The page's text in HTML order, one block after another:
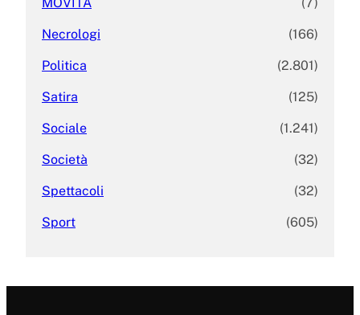
Necrologi (166)
Politica (2.801)
Satira (125)
Sociale (1.241)
Società (32)
Spettacoli (32)
Sport (605)